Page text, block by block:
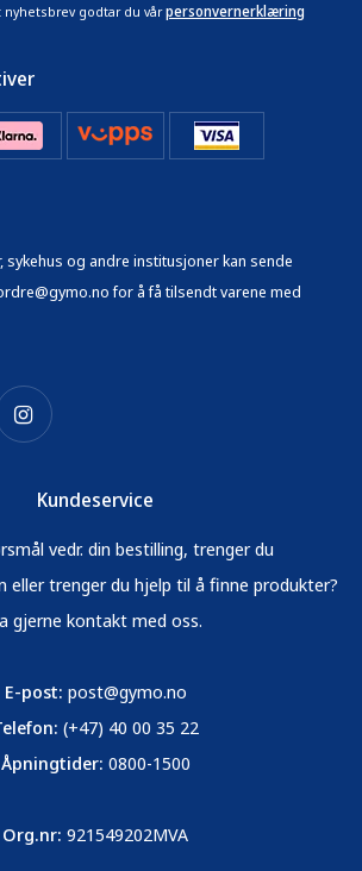
godtar du vår personvernerklæring
sykehus og andre institusjoner kan sende
for å få tilsendt varene med
Kundeservice
vedr. din bestilling, trenger du
eller trenger du hjelp til å finne produkter?
gjerne kontakt med oss.
E-post: post@gymo.no
(+47) 40 00 35 22
Åpningtider: 0800-1500
Org.nr: 921549202MVA